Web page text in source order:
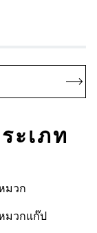
ะเภท
มวก
มวกแก๊ป